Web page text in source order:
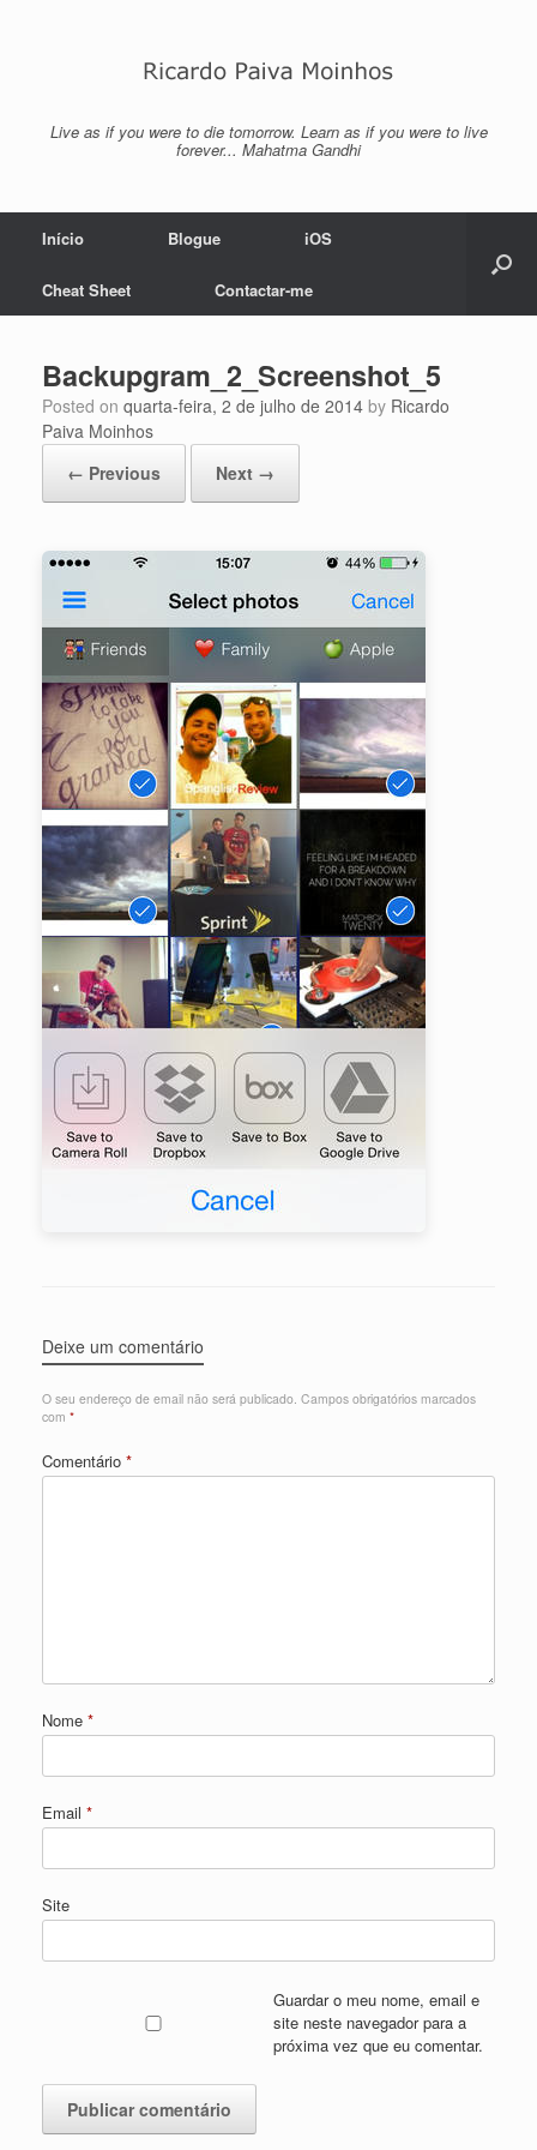
Live as if you were to die tomorrow. Learn as if you were to live
forever... Mahatma Gandhi
Início Blogue iOS
Cheat Sheet Contactar-me
Backupgram_2_Screenshot_5
Posted on quarta-feira, 2 de julho de 2014 by Ricardo
Paiva Moinhos
← Previous
Next →
Deixe um comentário
O seu endereço de email não será publicado. Campos obrigatórios marcados
com *
Comentário *
Nome *
Email *
Site
Guardar o meu nome, email e
site neste navegador para a
próxima vez que eu comentar.